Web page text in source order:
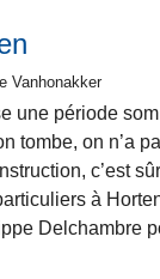
Vanhonakker
une période
tombe, on n’a
c’est
à
Delchambre